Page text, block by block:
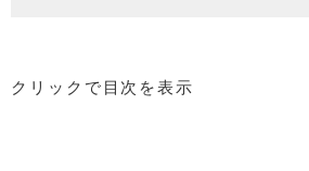
クリックで目次を表示